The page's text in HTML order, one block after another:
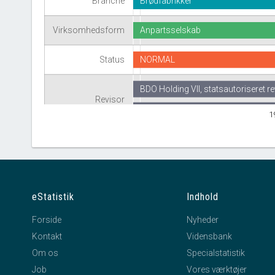
Virksomhedsform
Status
Revisor
Anpartsselskab
NORMAL
BDO Holding VII, statsautoriseret
eStatistik
Forside
Kontakt
Om os
Job
Indhold
Nyheder
Vidensbank
Specialstatistik
Vores værktøjer